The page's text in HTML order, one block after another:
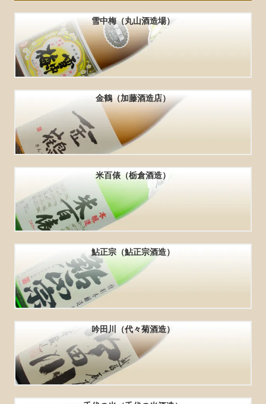
雪中梅（丸山酒造場）
金鶴（加藤酒造店）
米百俵（栃倉酒造）
鮎正宗（鮎正宗酒造）
吟田川（代々菊酒造）